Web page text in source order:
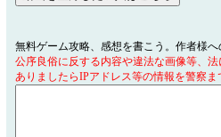
無料ゲーム攻略、感想を書こう。作者様へ
公序良俗に反する内容や違法な画像等、
ありましたらIPアドレス等の情報を警察